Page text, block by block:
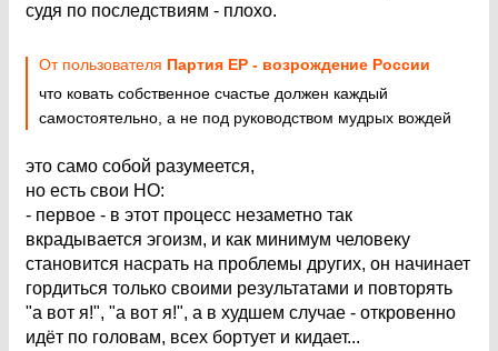
судя по последствиям - плохо.
От пользователя Партия ЕР - возрождение России
что ковать собственное счастье должен каждый
самостоятельно, а не под руководством мудрых вождей
это само собой разумеется,
но есть свои НО:
- первое - в этот процесс незаметно так
вкрадывается эгоизм, и как минимум человеку
становится насрать на проблемы других, он начинает
гордиться только своими результатами и повторять
"а вот я!", "а вот я!", а в худшем случае - откровенно
идёт по головам, всех бортует и кидает...